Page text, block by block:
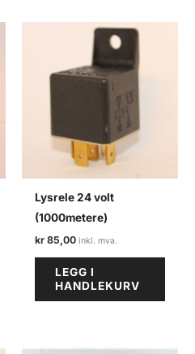
Lysrele 24 volt
(1000metere)
kr 85,00
LEGG I
HANDLEKURV